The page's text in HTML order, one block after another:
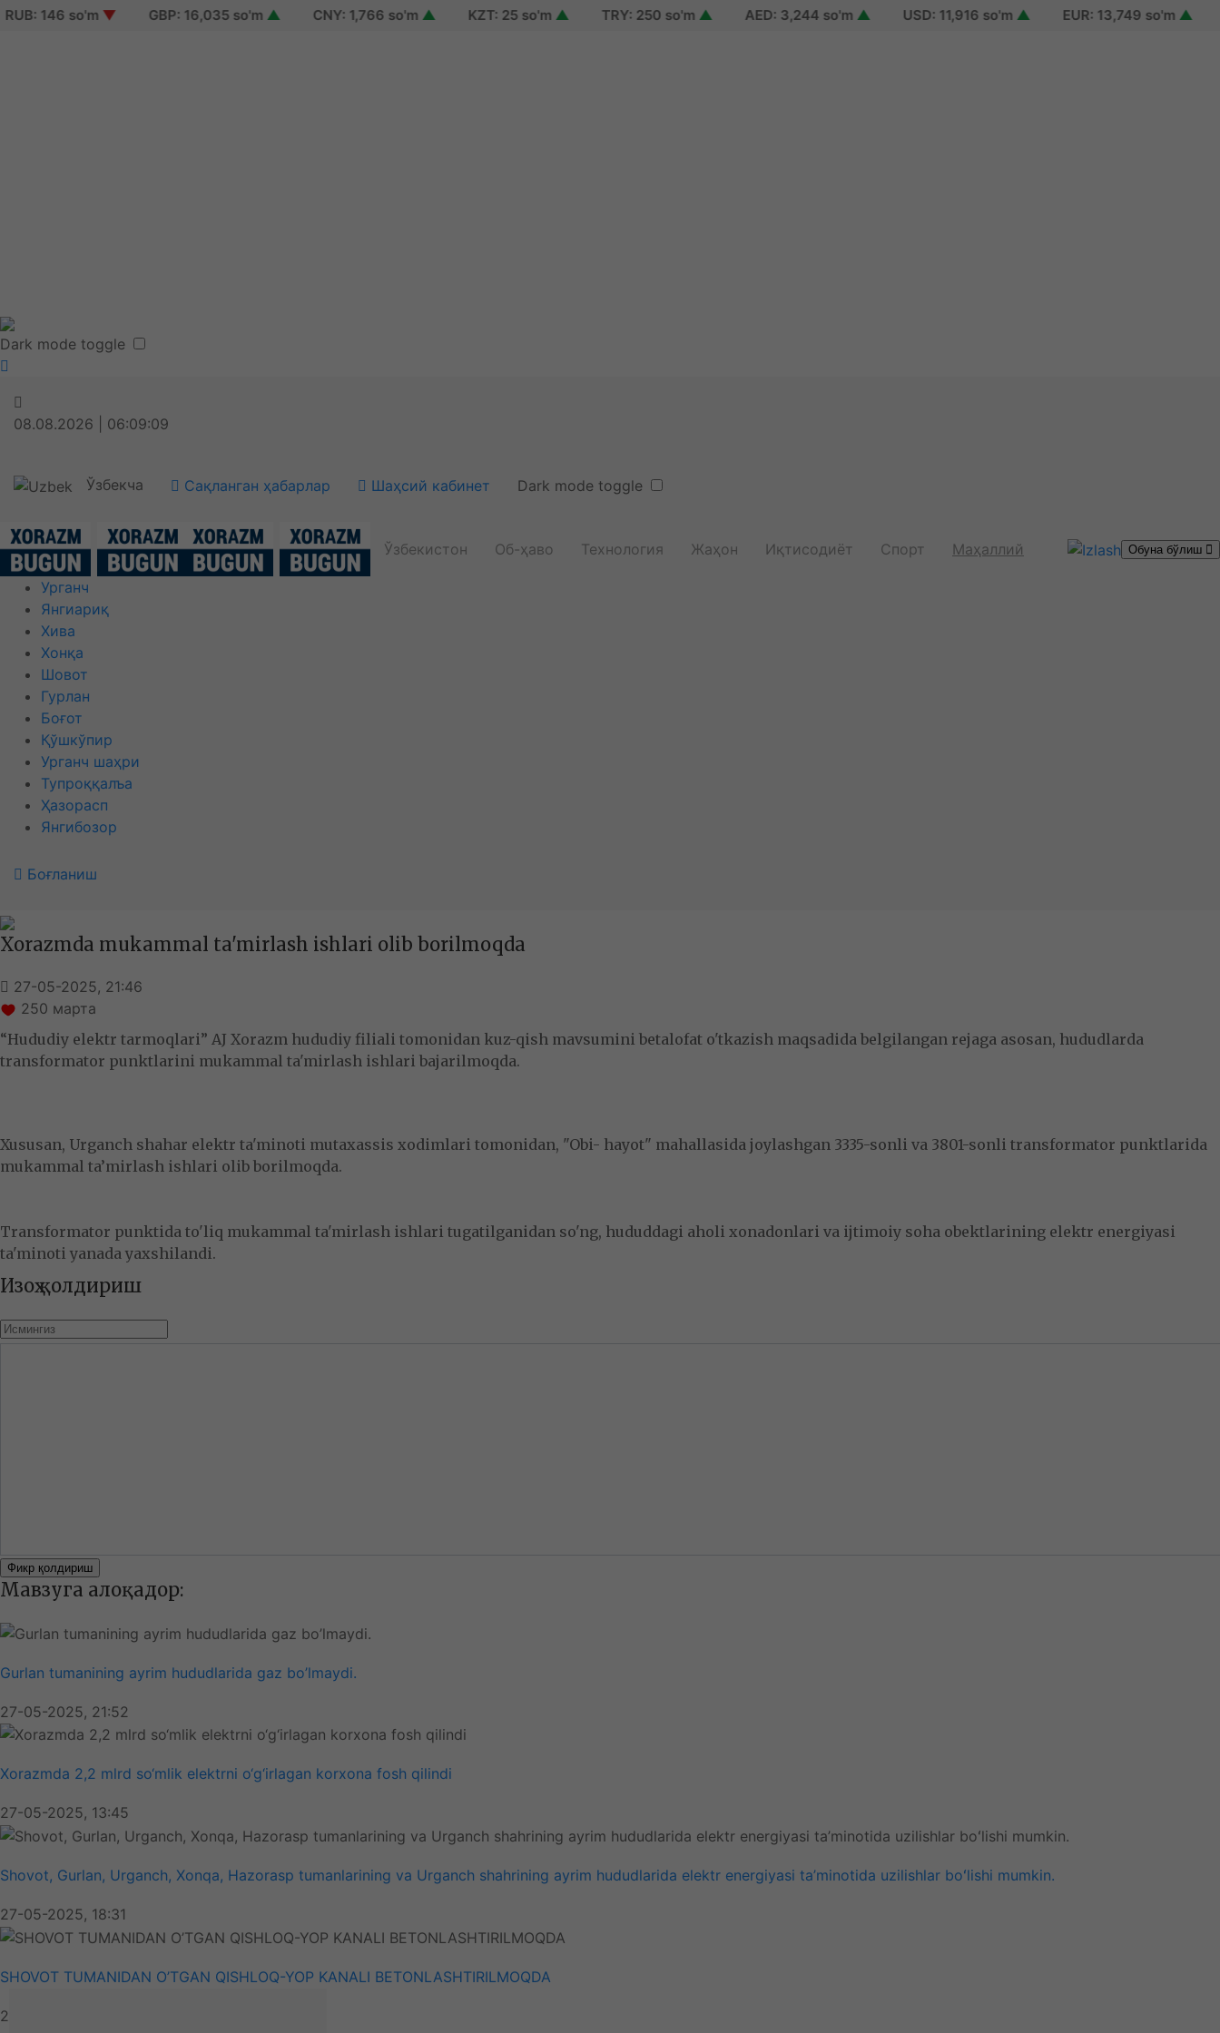
146 so'm▼ GBP: 16,035 so'm▲ CNY: 1,766 so'm▲ KZT: 25 so'm▲ TRY: 250 so'm▲ AED: 3,244 so'm▲ USD: 11,916 so'm▲ EUR: 13,749 so'm▲
Dark mode toggle
08.08.2026 | 06:09:09
Ўзбекча Сақланган ҳабарлар Шаҳсий кабинет Dark mode toggle
Ўзбекистон Об-ҳаво Технология Жаҳон Иқтисодиёт Спорт Маҳаллий Обуна бўлиш
Урганч
Янгиариқ
Хива
Хонқа
Шовот
Гурлан
Боғот
Қўшкўпир
Урганч шаҳри
Тупроққалъа
Ҳазорасп
Янгибозор
Боғланиш
Xorazmda mukammal ta'mirlash ishlari olib borilmoqda
27-05-2025, 21:46
250 марта
“Hududiy elektr tarmoqlari” AJ Xorazm hududiy filiali tomonidan kuz-qish mavsumini betalofat o'tkazish maqsadida belgilangan rejaga asosan, hududlarda
transformator punktlarini mukammal ta'mirlash ishlari bajarilmoqda.
Xususan, Urganch shahar elektr ta'minoti mutaxassis xodimlari tomonidan, "Obi- hayot" mahallasida joylashgan 3335-sonli va 3801-sonli transformator punktlarida
mukammal ta’mirlash ishlari olib borilmoqda.
Transformator punktida to'liq mukammal ta'mirlash ishlari tugatilganidan so'ng, hududdagi aholi xonadonlari va ijtimoiy soha obektlarining elektr energiyasi
ta'minoti yanada yaxshilandi.
Изоҳ қолдириш
Фикр қолдириш
Мавзуга алоқадор:
Gurlan tumanining ayrim hududlarida gaz bo’lmaydi.
27-05-2025, 21:52
Xorazmda 2,2 mlrd so‘mlik elektrni o‘g‘irlagan korxona fosh qilindi
27-05-2025, 13:45
Shovot, Gurlan, Urganch, Xonqa, Hazorasp tumanlarining va Urganch shahrining ayrim hududlarida elektr energiyasi ta’minotida uzilishlar boʻlishi mumkin.
27-05-2025, 18:31
SHOVOT TUMANIDAN O’TGAN QISHLOQ-YOP KANALI BETONLASHTIRILMOQDA
27-05-2025, 11:26